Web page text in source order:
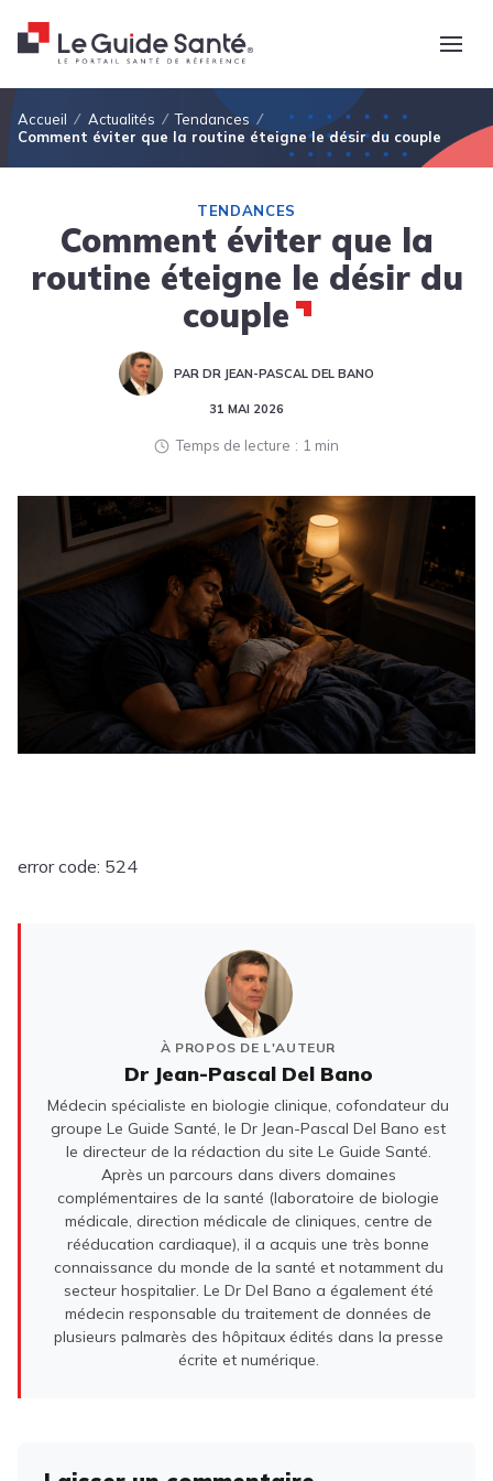
Fil d'Ariane
Accueil Actualités
Tendances
Comment éviter que la routine éteigne le désir du couple
TENDANCES
Comment éviter que la
routine éteigne le désir du
couple
PAR DR JEAN-PASCAL DEL BANO
31 MAI 2026
Temps de lecture 1 min
error code: 524
À PROPOS DE L'AUTEUR
Dr Jean-Pascal Del Bano
Médecin spécialiste en biologie clinique, cofondateur du
groupe Le Guide Santé, le Dr Jean-Pascal Del Bano est
le directeur de la rédaction du site Le Guide Santé.
Après un parcours dans divers domaines
complémentaires de la santé (laboratoire de biologie
médicale, direction médicale de cliniques, centre de
rééducation cardiaque), il a acquis une très bonne
connaissance du monde de la santé et notamment du
secteur hospitalier. Le Dr Del Bano a également été
médecin responsable du traitement de données de
plusieurs palmarès des hôpitaux édités dans la presse
écrite et numérique.